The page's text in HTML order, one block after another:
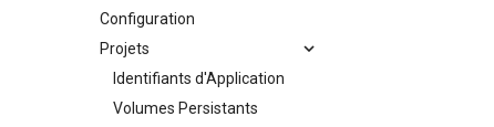
Configuration
Projets
Identifiants d'Application
Volumes Persistants